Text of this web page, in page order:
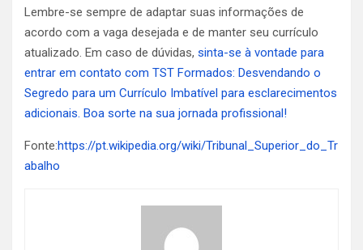
Lembre-se sempre de adaptar suas informações de
acordo com a vaga desejada e de manter seu currículo
atualizado. Em caso de dúvidas, sinta-se à vontade para
entrar em contato com TST Formados: Desvendando o
Segredo para um Currículo Imbatível para esclarecimentos
adicionais. Boa sorte na sua jornada profissional!
Fonte:https://pt.wikipedia.org/wiki/Tribunal_Superior_do_Tr
abalho